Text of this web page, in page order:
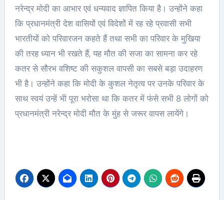
नरेन्द्र मोदी का आभार एवं धन्यवाद ज्ञापित किया है। उन्होंने कहा
कि प्रधानमंत्री देश वासियों एवं विदेशों में रह रहे प्रवासी सभी
भारतीयों को परिवारजन कहते हैं तथा सभी का परिवार के मुखिया
की तरह ध्यान भी रखते हैं, यह मौत की सजा का सामना कर रहे
कतर से सौरभ वशिष्ट की सकुशल वापसी का सबसे बड़ा उदाहरण
भी है। उन्होंने कहा कि मोदी के कुशल नेतृत्व पर उनके परिवार के
साथ स्वयं उन्हें भी पूरा भरोसा था कि कतर में फंसे सभी 8 लोगों को
प्रधानमंत्री नरेन्द्र मोदी मौत के मुंह से जरूर वापस लायेंगे।